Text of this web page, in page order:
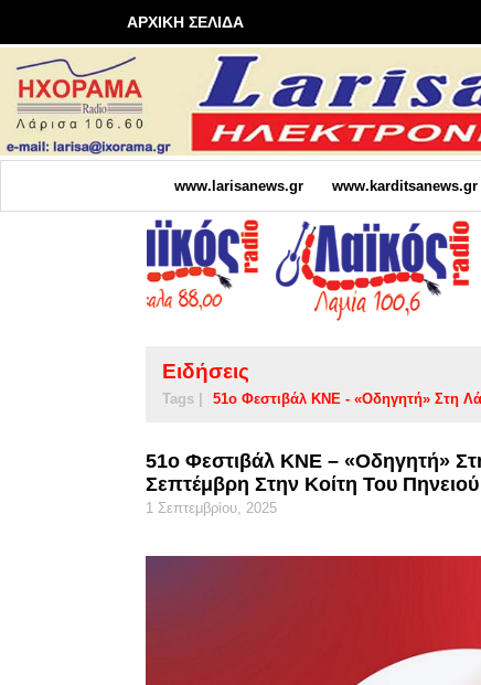
ΑΡΧΙΚΗ ΣΕΛΙΔΑ
www.larisanews.gr www.karditsanews.gr
Ειδήσεις
Tags | 51ο Φεστιβάλ ΚΝΕ - «Οδηγητή» Στη
51ο Φεστιβάλ ΚΝΕ – «Οδηγητή»
Σεπτέμβρη Στην Κοίτη Του Πηνειού
1 Σεπτεμβρίου, 2025